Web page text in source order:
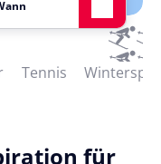
Tennis
für